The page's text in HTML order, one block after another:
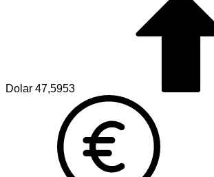
Dolar 47,5953